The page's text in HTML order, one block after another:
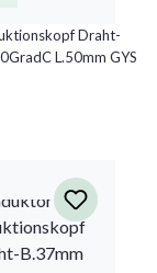
Draht-
L.50mm GYS